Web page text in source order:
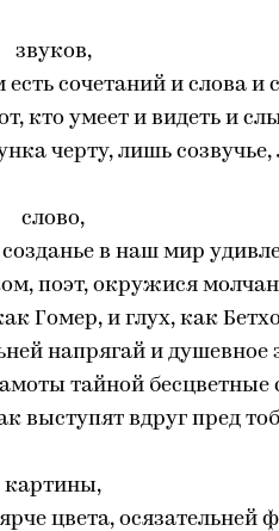
звуков,
сочетаний и слова и
кто умеет и видеть и
черту, лишь
слово,
в наш мир
поэт, окружися
Гомер, и глух, как
напрягай и душевное
тайной бесцветные
выступят вдруг пред
картины,
цвета, осязательней